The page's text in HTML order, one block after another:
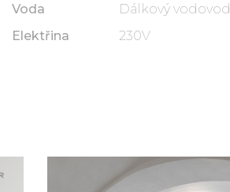
Voda
Dálkový vodovod
Elektřina
230V